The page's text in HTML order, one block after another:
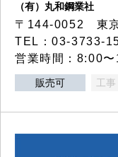
（有）丸和鋼業社
〒144-0052 東
TEL：03-3733-
営業時間：8:00
販売可 工